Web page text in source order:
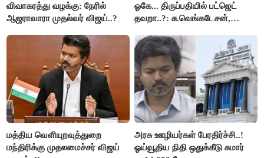
விவாகரத்து வழக்கு: நேரில்
ஆஜராவாரா முதல்வர் விஜய்..?
ஓகே... திருப்பதியில் பட்ஜெட்
தவறா..?: சு.வெங்கடேசன்,
கேள்வி..!
மத்திய வெளியுறவுத்துறை
மந்திரிக்கு முதலமைச்சர் விஜய்
அரசு ஊழியர்கள் பேரதிர்ச்சி..!
ஓய்வூதிய நிதி ஒதுக்கீடு சுமார்